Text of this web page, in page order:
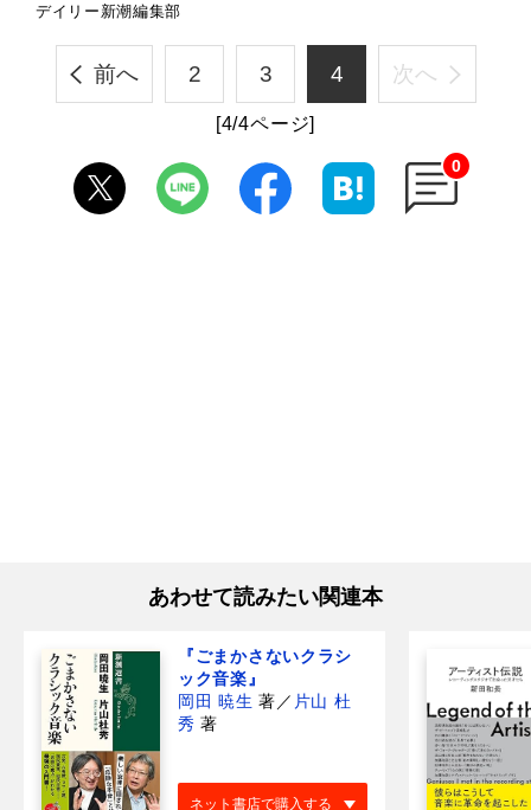
デイリー新潮編集部
前へ 2 3 4 次へ
[4/4ページ]
0
あわせて読みたい関連本
『ごまかさないクラシ
ック音楽』
岡田 暁生 著 ／ 片山 杜
秀 著
ネット書店で購入する